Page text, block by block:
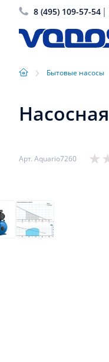
8 (495) 109-57-54
› Бытовые насосы
Арт. Aquario7260